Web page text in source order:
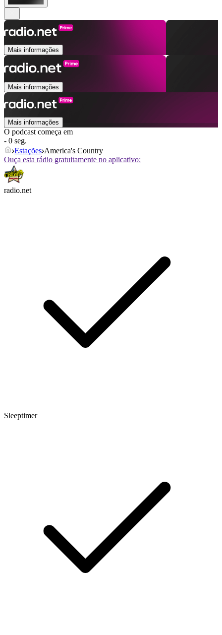
Mais informações
Mais informações
Mais informações
O podcast começa em
- 0 seg.
Estações America's Country
Ouça esta rádio gratuitamente no aplicativo:
radio.net
Sleeptimer